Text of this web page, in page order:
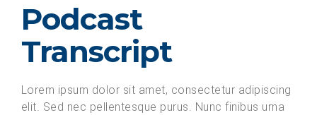
Podcast
Transcript
Lorem ipsum dolor sit amet, consectetur adipiscing
elit. Sed nec pellentesque purus. Nunc finibus urna